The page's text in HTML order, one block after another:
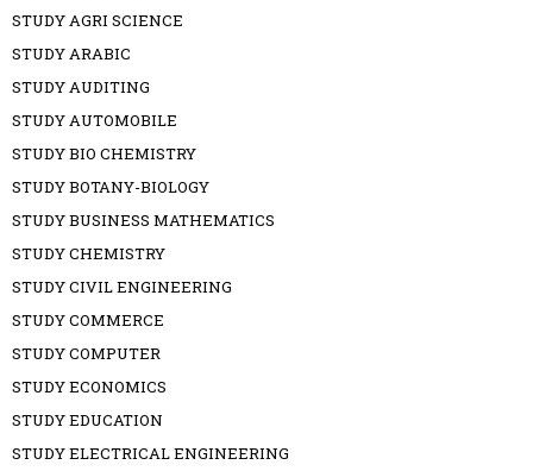
STUDY AGRI SCIENCE
STUDY ARABIC
STUDY AUDITING
STUDY AUTOMOBILE
STUDY BIO CHEMISTRY
STUDY BOTANY-BIOLOGY
STUDY BUSINESS MATHEMATICS
STUDY CHEMISTRY
STUDY CIVIL ENGINEERING
STUDY COMMERCE
STUDY COMPUTER
STUDY ECONOMICS
STUDY EDUCATION
STUDY ELECTRICAL ENGINEERING